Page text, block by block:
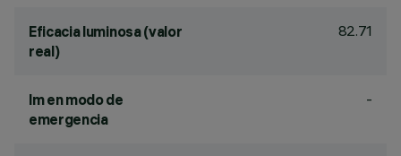
Eficacia luminosa (valor
real)
82.71
lm en modo de
emergencia
-